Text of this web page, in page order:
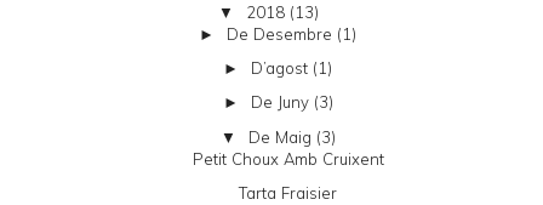
▼ 2018 (13)
► De Desembre (1)
► D’agost (1)
► De Juny (3)
▼ De Maig (3)
Petit Choux Amb Cruixent
Tarta Fraisier